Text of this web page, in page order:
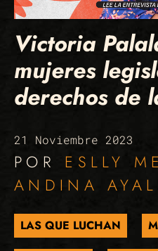
Victoria
mujeres
derechos de
21 Noviembre 2023
POR ESLLY
ANDINA
LAS QUE LUCHAN